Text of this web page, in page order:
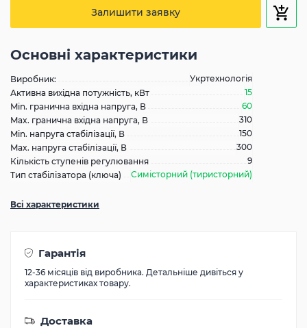
Залишити заявку
Основні характеристики
Виробник:
Укртехнологія
Активна вихідна потужність, кВт
15
Min. гранична вхідна напруга, В
60
Max. гранична вхідна напруга, В
310
Min. напруга стабілізації, В
150
Max. напруга стабілізації, В
300
Кількість ступенів регулювання
9
Тип стабілізатора (ключа)
Симісторний (тиристорний)
Всі характеристики
Гарантія
12-36 місяців від виробника. Детальніше дивіться у
характеристиках товару.
Доставка